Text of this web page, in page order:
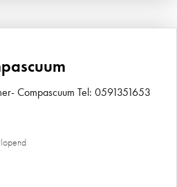
Compascuum Tel: 0591351653